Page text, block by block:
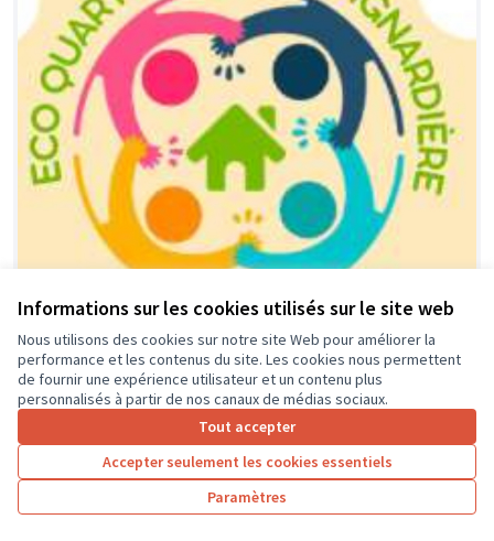
Informations sur les cookies utilisés sur le site web
Nous utilisons des cookies sur notre site Web pour améliorer la
performance et les contenus du site. Les cookies nous permettent
de fournir une expérience utilisateur et un contenu plus
personnalisés à partir de nos canaux de médias sociaux.
Tout accepter
Accepter seulement les cookies essentiels
Paramètres
Financement équipement, activités
et animations locales dédié aux
jeunes de l'éco-quartier et leurs
parents.
Soumis
association ECO-QUARTIER LA GUIGNARDIERE 0 0